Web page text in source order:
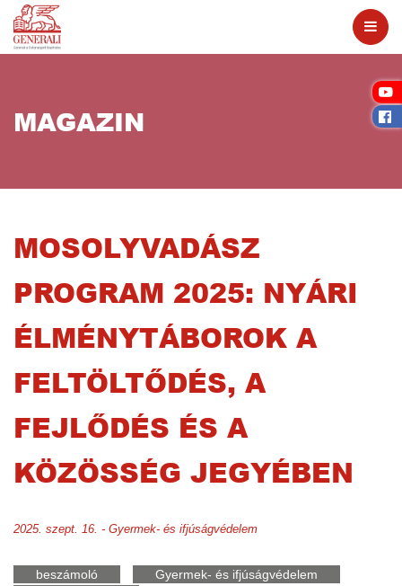
MAGAZIN
MOSOLYVADÁSZ
PROGRAM 2025: NYÁRI
ÉLMÉNYTÁBOROK A
FELTÖLTŐDÉS, A
FEJLŐDÉS ÉS A
KÖZÖSSÉG JEGYÉBEN
2025. szept. 16. - Gyermek- és ifjúságvédelem
beszámoló
Gyermek- és ifjúságvédelem